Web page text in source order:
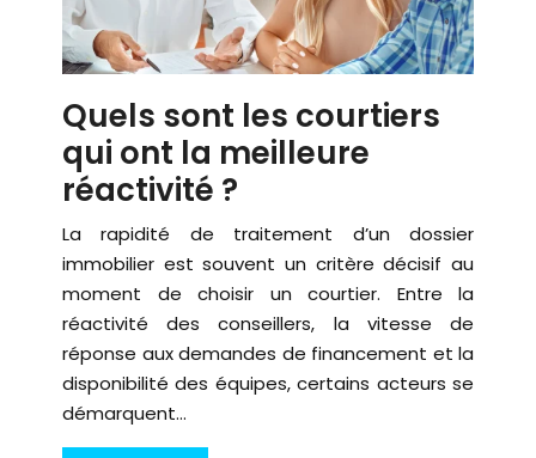
Quels sont les courtiers
qui ont la meilleure
réactivité ?
La rapidité de traitement d’un dossier
immobilier est souvent un critère décisif au
moment de choisir un courtier. Entre la
réactivité des conseillers, la vitesse de
réponse aux demandes de financement et la
disponibilité des équipes, certains acteurs se
démarquent…